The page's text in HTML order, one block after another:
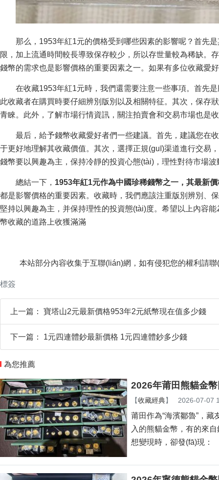
那么，1953年紅1元的價格受到哪些因素的影響呢？首先
限，加上流通時間較長導致保存較少，所以存世量較為稀缺
錢幣的需求也是影響價格的重要因素之一。如果有多位收藏愛好者
在收藏1953年紅1元時，我們還需要注意一些事項。首
此收藏者在購買時要仔細辨別版別以及相關特征。其次，保存
青睞。此外，了解市場行情資訊，關注拍賣會和交易市場也是收
最后，給予錢幣收藏愛好者們一些建議。首先，建議您
于更好地理解其收藏價值。其次，選擇正規(guī)渠道進行交易
錢幣要以興趣為主，保持冷靜的投資心態(tài)，理性對待市場波動
總結一下， 1953年紅1元作為中國珍稀錢幣之一，其最新
都是影響價格的重要因素。收藏時，我們應該注重版別辨別
堅持以興趣為主，并保持理性的投資態(tài)度。希望以上
幣收藏的道路上收獲滿滿
本站部分內容收集于互聯(lián)網，如有侵犯您的權利請聯
標簽
上一篇： 寶塔山2元最新價格953年2元紙幣現在值多少錢
下一篇： 1元四連體鈔最新價格 1元四連體鈔多少錢
為您推薦
2026年莆田熊貓金
【收藏經典】 2026-07-07
莆田作為“海濱鄒魯”，
入的熊貓金幣，有的來
想變現時，卻發(fā)現：